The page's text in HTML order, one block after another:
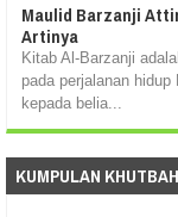
Maulid Barzanji
Artinya
Kitab Al-Barzanji
pada perjalanan
kepada belia...
KUMPULAN KHUTBAH